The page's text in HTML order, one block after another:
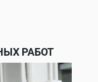
РАБОТ